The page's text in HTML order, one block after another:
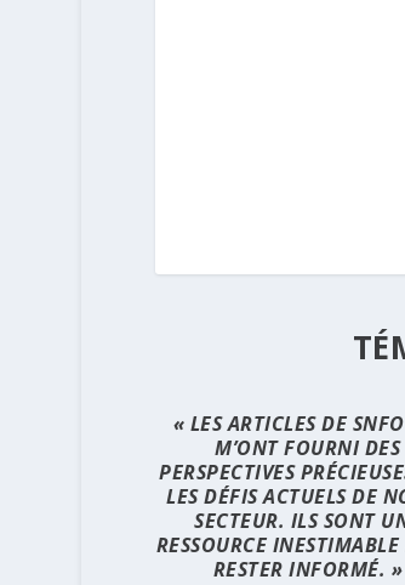
« LES ARTICLES DE
M’ONT FOURNI DES
PERSPECTIVES
LES DÉFIS ACTUELS DE
SECTEUR. ILS SONT
RESSOURCE
RESTER INFORMÉ. »